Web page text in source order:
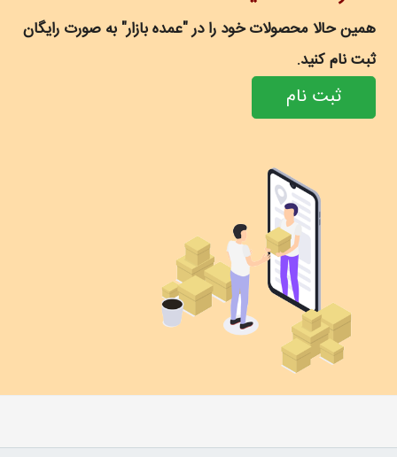
همین حالا محصولات خود را در "عمده بازار" به صورت رایگان
ثبت نام کنید.
ثبت نام